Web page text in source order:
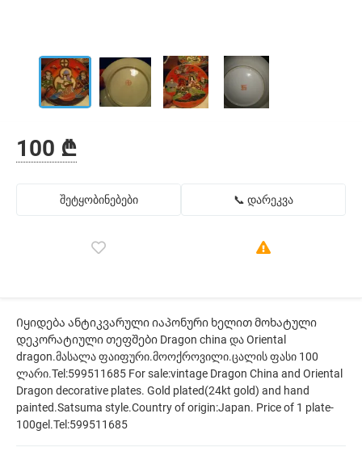
100 ₾
შეტყობინებები 📞 დარეკვა
Იყიდება ანტიკვარული იაპონური ხელით მოხატული
დეკორატიული თეფშები Dragon china და Oriental
dragon.მასალა ფაიფური.მოოქროვილი.ცალის ფასი 100
ლარი.Tel:599511685 For sale:vintage Dragon China and Oriental
Dragon decorative plates. Gold plated(24kt gold) and hand
painted.Satsuma style.Country of origin:Japan. Price of 1 plate-
100gel.Tel:599511685